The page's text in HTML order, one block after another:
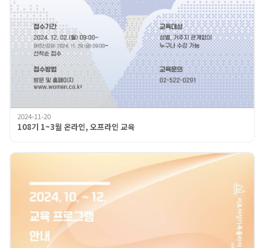
2024-11-20
108기 1~3월 온라인, 오프라인 교육